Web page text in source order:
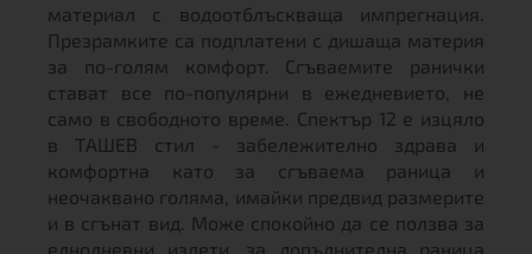
материал с водоотблъскваща импрегнация.
Презрамките са подплатени с дишаща материя
за по-голям комфорт. Сгъваемите ранички
стават все по-популярни в ежедневието, не
само в свободното време. Спектър 12 е изцяло
в ТАШЕВ стил - забележително здрава и
комфортна като за сгъваема раница и
неочаквано голяма, имайки предвид размерите
и в сгънат вид. Може спокойно да се ползва за
еднодневни излети, за допълнителна раница